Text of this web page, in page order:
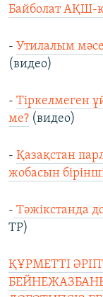
Байболат АҚШ-
- Утилалым
(видео)
- Тіркелмеген
ме? (видео)
- Қазақстан
жобасын
- Тәжікстанда
ТР)
ҚҰРМЕТТІ